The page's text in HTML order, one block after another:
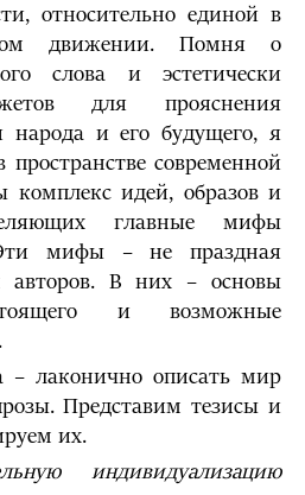
относительно единой в
движении. Помня о
слова и эстетически
для прояснения
народа и его будущего, я
пространстве современной
комплекс идей, образов и
главные мифы
мифы – не праздная
авторов. В них – основы
и возможные
– лаконично описать мир
Представим тезисы и
их.
индивидуализацию